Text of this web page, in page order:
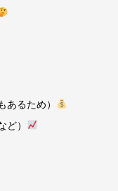
るため）
）